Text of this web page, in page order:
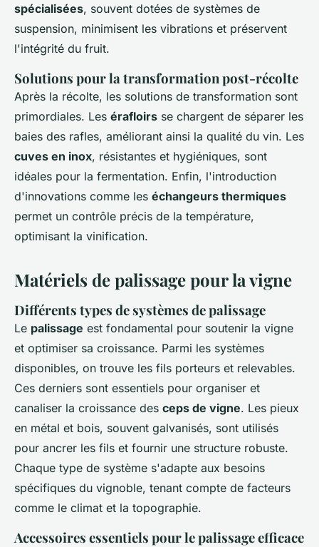
spécialisées, souvent dotées de systèmes de
suspension, minimisent les vibrations et préservent
l'intégrité du fruit.
Solutions pour la transformation post-récolte
Après la récolte, les solutions de transformation sont
primordiales. Les érafloirs se chargent de séparer les
baies des rafles, améliorant ainsi la qualité du vin. Les
cuves en inox, résistantes et hygiéniques, sont
idéales pour la fermentation. Enfin, l'introduction
d'innovations comme les échangeurs thermiques
permet un contrôle précis de la température,
optimisant la vinification.
Matériels de palissage pour la vigne
Différents types de systèmes de palissage
Le palissage est fondamental pour soutenir la vigne
et optimiser sa croissance. Parmi les systèmes
disponibles, on trouve les fils porteurs et relevables.
Ces derniers sont essentiels pour organiser et
canaliser la croissance des ceps de vigne. Les pieux
en métal et bois, souvent galvanisés, sont utilisés
pour ancrer les fils et fournir une structure robuste.
Chaque type de système s'adapte aux besoins
spécifiques du vignoble, tenant compte de facteurs
comme le climat et la topographie.
Accessoires essentiels pour le palissage efficace